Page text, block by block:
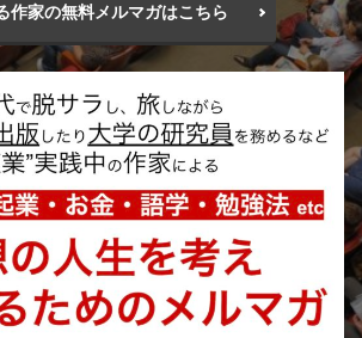
作家の無料メルマガはこちら